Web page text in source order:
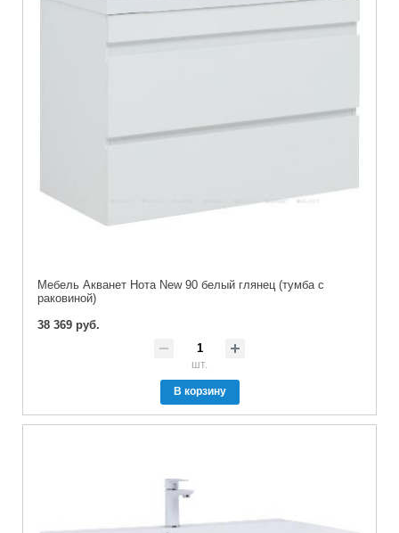
Мебель Акванет Нота New 90 белый глянец (тумба с
раковиной)
38 369 руб.
шт.
В корзину